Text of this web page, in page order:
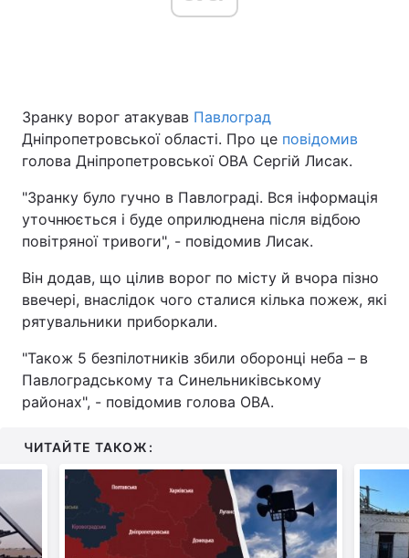
Зранку ворог атакував Павлоград
Дніпропетровської області. Про це повідомив
голова Дніпропетровської ОВА Сергій Лисак.
"Зранку було гучно в Павлограді. Вся інформація
уточнюється і буде оприлюднена після відбою
повітряної тривоги", - повідомив Лисак.
Він додав, що цілив ворог по місту й вчора пізно
ввечері, внаслідок чого сталися кілька пожеж, які
рятувальники приборкали.
"Також 5 безпілотників збили оборонці неба – в
Павлоградському та Синельниківському
районах", - повідомив голова ОВА.
ЧИТАЙТЕ ТАКОЖ: